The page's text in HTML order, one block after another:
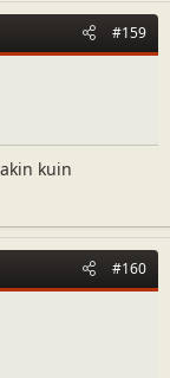
#159
kuin
#160